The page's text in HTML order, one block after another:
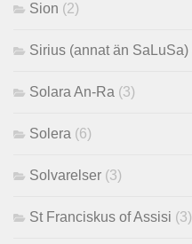
Sion (2)
Sirius (annat än SaLuSa)
Solara An-Ra (3)
Solera (6)
Solvarelser (3)
St Franciskus of Assisi (3)